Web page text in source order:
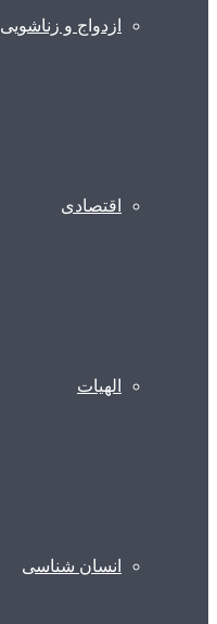
ازدواج و زناشویی
اقتصادی
الهیات
انسان شناسی